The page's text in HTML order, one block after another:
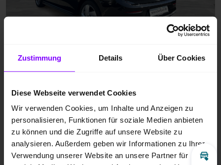
Zustimmung Details Über Cookies
Diese Webseite verwendet Cookies
Wir verwenden Cookies, um Inhalte und Anzeigen zu
personalisieren, Funktionen für soziale Medien anbieten
zu können und die Zugriffe auf unsere Website zu
analysieren. Außerdem geben wir Informationen zu Ihrer
Verwendung unserer Website an unsere Partner für